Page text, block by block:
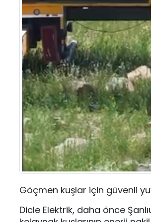
Göçmen kuşlar için güvenli
Dicle Elektrik, daha önce